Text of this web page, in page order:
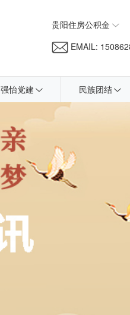
贵阳住房公积金
EMAIL:
强怡党建 民族团结